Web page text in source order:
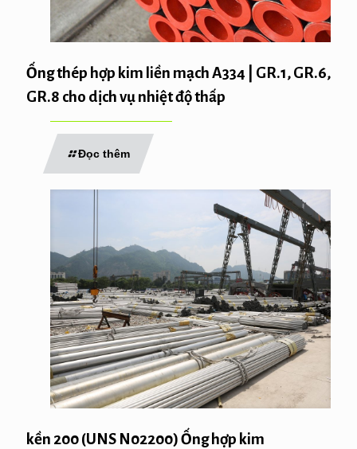
Ống thép hợp kim liền mạch A334 | GR.1, GR.6,
GR.8 cho dịch vụ nhiệt độ thấp
Đọc thêm
kền 200 (UNS N02200) Ống hợp kim